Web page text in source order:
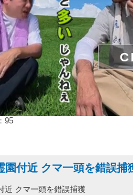
95
園付近 クマ一頭を錯誤捕
近 クマ一頭を錯誤捕獲